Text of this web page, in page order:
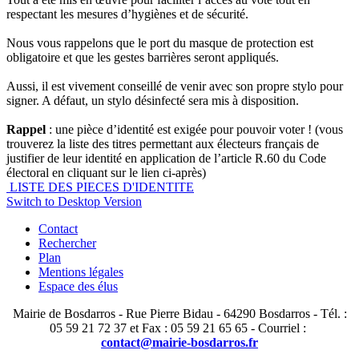
respectant les mesures d’hygiènes et de sécurité.
Nous vous rappelons que le port du masque de protection est
obligatoire et que les gestes barrières seront appliqués.
Aussi, il est vivement conseillé de venir avec son propre stylo pour
signer. A défaut, un stylo désinfecté sera mis à disposition.
Rappel : une pièce d’identité est exigée pour pouvoir voter ! (vous
trouverez la liste des titres permettant aux électeurs français de
justifier de leur identité en application de l’article R.60 du Code
électoral en cliquant sur le lien ci-après)
LISTE DES PIECES D'IDENTITE
Switch to Desktop Version
Contact
Rechercher
Plan
Mentions légales
Espace des élus
Mairie de Bosdarros - Rue Pierre Bidau - 64290 Bosdarros - Tél. :
05 59 21 72 37 et Fax : 05 59 21 65 65 - Courriel :
contact@mairie-bosdarros.fr